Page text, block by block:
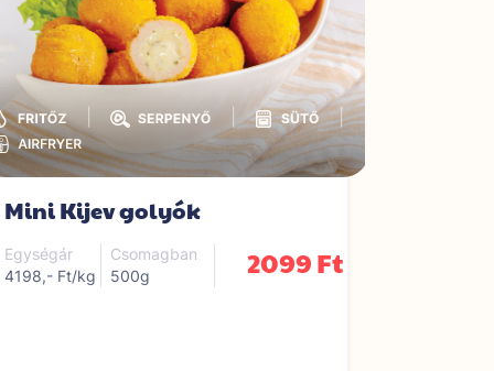
|
Mini Kijev golyók
Egységár
4198,- Ft/kg
Csomagban
500g
2099 Ft